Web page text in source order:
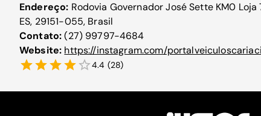
Endereço: Rodovia Governador José Sette KM0
ES, 29151-055, Brasil
Contato:(27) 99797-4684
Website: https://instagram.com/
4.4 (28)